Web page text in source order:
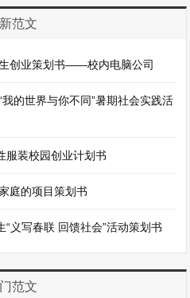
范文
创业策划书——校内电脑公司
的世界与你不同”暑期社会实践活
服装校园创业计划书
庭的项目策划书
义写春联 回馈社会”活动策划书
范文